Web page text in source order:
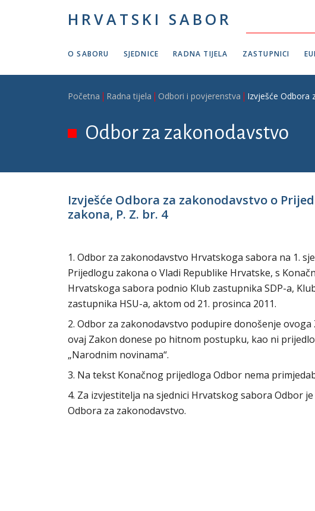
HRVATSKI SABOR
O SABORU SJEDNICE RADNA TIJELA ZASTUPNICI
Breadcrumb
Početna Radna tijela Odbori i povjerenstva Izvješće Odbora
Odbor za zakonodavstvo
Izvješće Odbora za zakonodavstvo o
zakona, P. Z. br. 4
1. Odbor za zakonodavstvo Hrvatskoga sabora na 1.
Prijedlogu zakona o Vladi Republike Hrvatske, s
Hrvatskoga sabora podnio Klub zastupnika SDP-a,
zastupnika HSU-a, aktom od 21. prosinca 2011.
2. Odbor za zakonodavstvo podupire donošenje
ovaj Zakon donese po hitnom postupku, kao ni
„Narodnim novinama“.
3. Na tekst Konačnog prijedloga Odbor nema
4. Za izvjestitelja na sjednici Hrvatskog sabora Odbor
Odbora za zakonodavstvo.